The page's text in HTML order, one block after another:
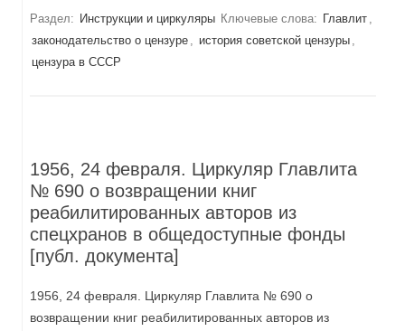
Раздел: Инструкции и циркуляры Ключевые слова: Главлит ,
законодательство о цензуре , история советской цензуры ,
цензура в СССР
1956, 24 февраля. Циркуляр Главлита
№ 690 о возвращении книг
реабилитированных авторов из
спецхранов в общедоступные фонды
[публ. документа]
1956, 24 февраля. Циркуляр Главлита № 690 о
возвращении книг реабилитированных авторов из